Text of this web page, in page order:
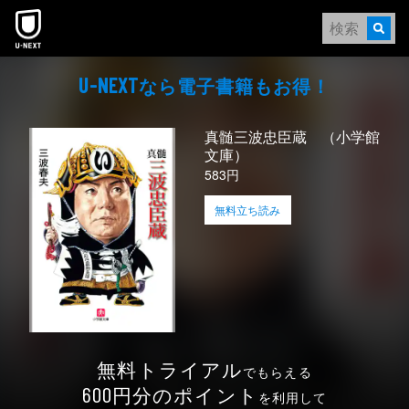
本文へスキップ
U-NEXTなら電⼦書籍もお得！
真髄三波忠臣蔵 （小学館
文庫）
583円
無料立ち読み
無料トライアルでもらえる
600円分のポイント を利用して